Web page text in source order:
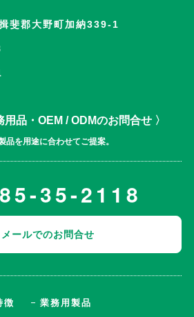
斐郡大野町加納339-1
品・OEM / ODMのお問合せ 〉
品を用途に合わせてご提案。
35-2118
メールでのお問合せ
徴 業務用製品